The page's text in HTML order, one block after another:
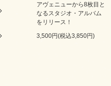
アヴェニューから8枚目と
なるスタジオ・アルバム
をリリース！
3,500円(税込3,850円)